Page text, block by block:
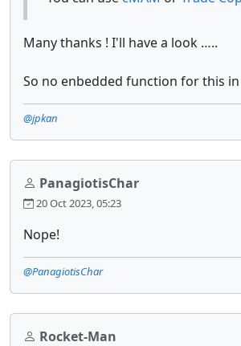
Many thanks ! I'll have a look …..
So no enbedded function for this in
@jpkan
PanagiotisChar
20 Oct 2023, 05:23
Nope!
@PanagiotisChar
Rocket-Man